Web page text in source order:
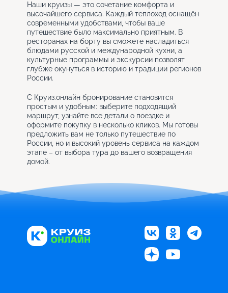
Наши круизы — это сочетание комфорта и
высочайшего сервиса. Каждый теплоход оснащён
современными удобствами, чтобы ваше
путешествие было максимально приятным. В
ресторанах на борту вы сможете насладиться
блюдами русской и международной кухни, а
культурные программы и экскурсии позволят
глубже окунуться в историю и традиции регионов
России.
С Круиз.онлайн бронирование становится
простым и удобным: выберите подходящий
маршрут, узнайте все детали о поездке и
оформите покупку в несколько кликов. Мы готовы
предложить вам не только путешествие по
России, но и высокий уровень сервиса на каждом
этапе – от выбора тура до вашего возвращения
домой.